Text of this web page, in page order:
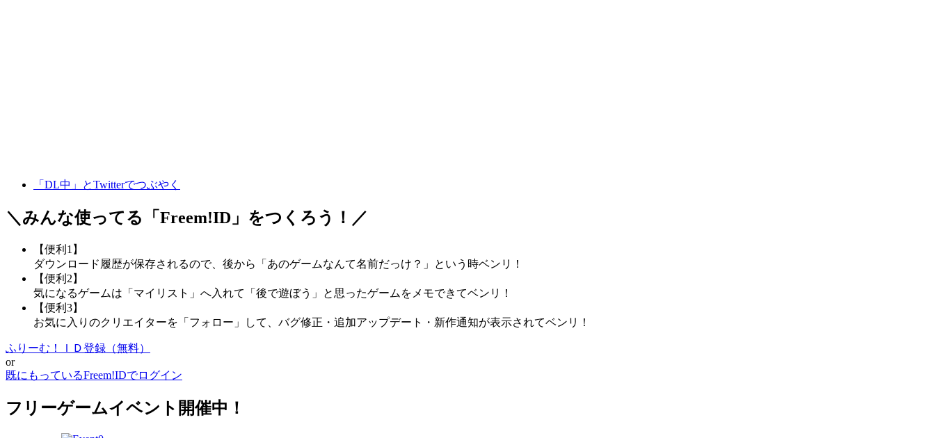
「DL中」とTwitterでつぶやく
＼みんな使ってる「 Freem!ID 」をつくろう！／
【便利1】
ダウンロード履歴が保存されるので、後から「あのゲームなんて名前だっけ？」という時ベンリ！
【便利2】
気になるゲームは「マイリスト」へ入れて「後で遊ぼう」と思ったゲームをメモできてベンリ！
【便利3】
お気に入りのクリエイターを「フォロー」して、バグ修正・追加アップデート・新作通知が表示されてベンリ！
ふりーむ！ＩＤ登録（無料）
or
既にもっているFreem!IDでログイン
フリーゲームイベント開催中！